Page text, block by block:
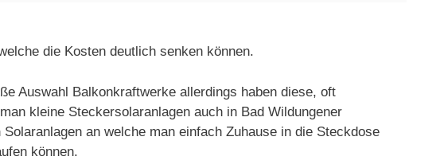
die Kosten deutlich senken können.
Auswahl Balkonkraftwerke allerdings haben diese, oft
kleine Steckersolaranlagen auch in Bad Wildungener
an welche man einfach Zuhause in die Steckdose
können.